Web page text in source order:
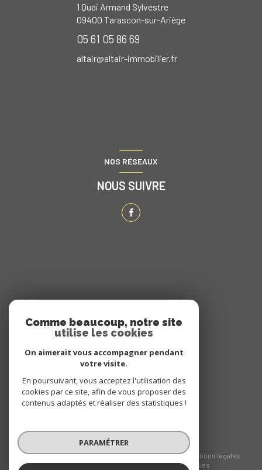
1 Quai Armand Sylvestre
09400 Tarascon-sur-Ariège
05 61 05 86 69
altair@altair-immobilier.fr
NOS RÉSEAUX
NOUS SUIVRE
NOUS ADHÉRONS
© 2026 | Tous droits réservés
Nos honoraires
Nos partenaires
Mentions légales
Admin
Politique RGPD Cookies
Comme beaucoup, notre site
utilise les cookies
On aimerait vous accompagner pendant
votre visite.
En poursuivant, vous acceptez l'utilisation des
cookies par ce site, afin de vous proposer des
contenus adaptés et réaliser des statistiques !
PARAMÉTRER